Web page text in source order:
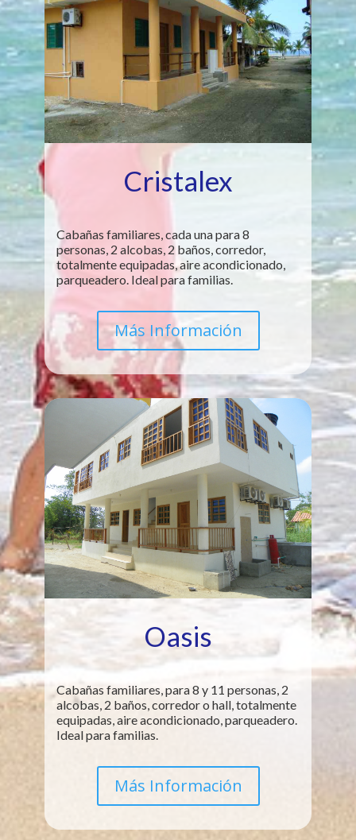
Cristalex
Cabañas familiares, cada una para 8
personas, 2 alcobas, 2 baños, corredor,
totalmente equipadas, aire acondicionado,
parqueadero. Ideal para familias.
Más Información
Oasis
Cabañas familiares, para 8 y 11 personas, 2
alcobas, 2 baños, corredor o hall, totalmente
equipadas, aire acondicionado, parqueadero.
Ideal para familias.
Más Información